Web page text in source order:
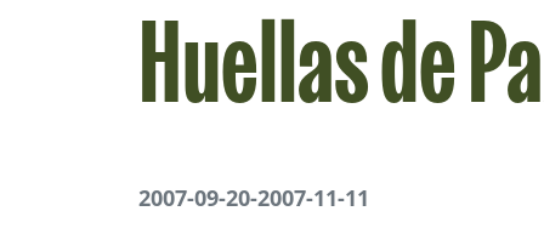
Huellas de
2007-09-20-2007-11-11